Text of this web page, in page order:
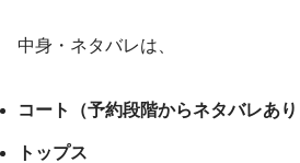
中身・ネタバレは、
コート（予約段階からネタバレあり
トップス